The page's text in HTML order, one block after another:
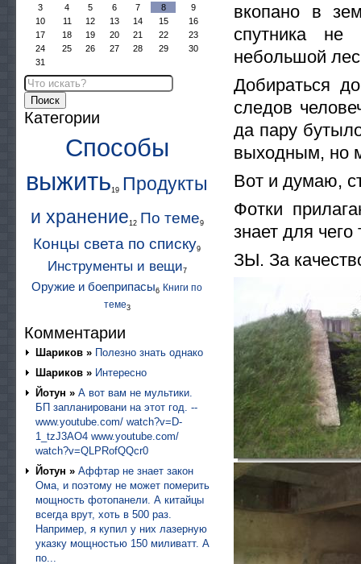
вкопано в
спутника не
небольшой
Добираться
следов
да пару
выходным, но
Вот и думаю,
Фотки
знает для
ЗЫ. За
3
4 5 6 7 8
9
10
11 12 13 14 15
16
17
18 19 20 21 22
23
24
25 26 27 28 29
30
31
Поиск
Категории
Способы
выжить19 Продукты
и хранение12 По теме9
Концы света по списку9
Инструменты и вещи7
Оружие и боеприпасы6 Книги по
теме3
Комментарии
Шариков » Полезно знать однако
Шариков » Интересно
Йотун » А вот вам не мультики.
БП запланировани на этот год. --
www.youtube.com/ watch?v=D-
1_tzJ3AO4 www.youtube.com/
watch?v=QLPRofQQcr0
Йотун » Аффтар не знает закон
Ома, и поэтому не может померить
мощность фотопанели. А китайцы
всегда врут, хоть в 500 раз.
Например, я купил у них лазерную
указку мощностью 150 миливатт. А
по...